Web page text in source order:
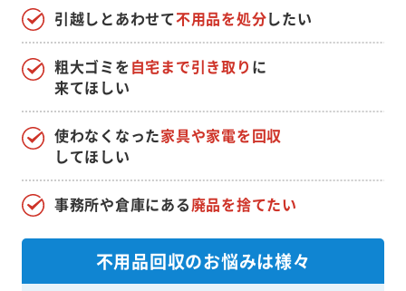
引越しとあわせて不用品を処分したい
使わなくなった家具や家電を回収
してほしい
粗大ゴミを自宅まで引き取り に
来てほしい
事務所や倉庫にある廃品を捨てたい
不用品回収のお悩みは様々